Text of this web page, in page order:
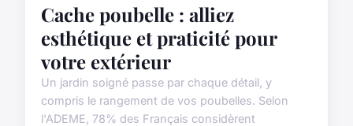
Cache poubelle : alliez
esthétique et praticité pour
votre extérieur
Un jardin soigné passe par chaque détail, y
compris le rangement de vos poubelles. Selon
l'ADEME, 78% des Français considèrent